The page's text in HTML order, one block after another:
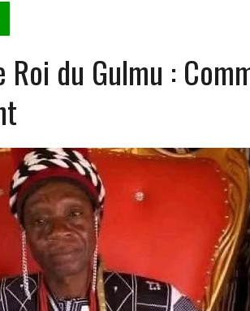
FASO- SYSTÈME DES NATIONS UNIES : EN FIN DE
: LES DÉPUTÉS AUTORISENT LA RATIFICATION DU
OUAGADOUGOU : PLUS DE 1 000 INFRACTIONS
RENFORCE LES CAPACITÉS PSYCHOSOCIALES ET
du Gulmu :